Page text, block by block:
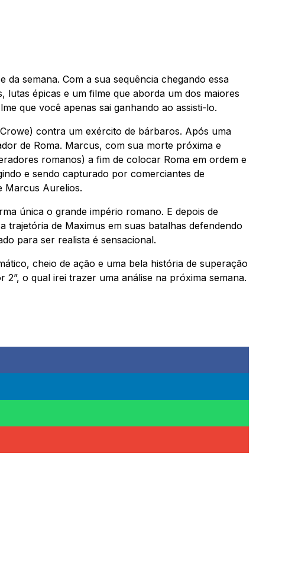
da semana. Com a sua sequência chegando essa
lutas épicas e um filme que aborda um dos maiores
que você apenas sai ganhando ao assisti-lo.
contra um exército de bárbaros. Após uma
de Roma. Marcus, com sua morte próxima e
romanos) a fim de colocar Roma em ordem e
e sendo capturado por comerciantes de
Marcus Aurelios.
única o grande império romano. E depois de
de Maximus em suas batalhas defendendo
para ser realista é sensacional.
cheio de ação e uma bela história de superação
2”, o qual irei trazer uma análise na próxima semana.